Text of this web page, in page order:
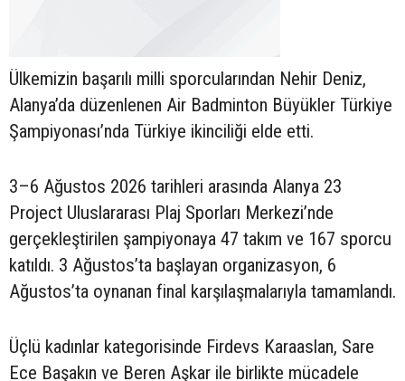
Ülkemizin başarılı milli sporcularından Nehir Deniz,
Alanya’da düzenlenen Air Badminton Büyükler Türkiye
Şampiyonası’nda Türkiye ikinciliği elde etti.
3–6 Ağustos 2026 tarihleri arasında Alanya 23
Project Uluslararası Plaj Sporları Merkezi’nde
gerçekleştirilen şampiyonaya 47 takım ve 167 sporcu
katıldı. 3 Ağustos’ta başlayan organizasyon, 6
Ağustos’ta oynanan final karşılaşmalarıyla tamamlandı.
Üçlü kadınlar kategorisinde Firdevs Karaaslan, Sare
Ece Başakın ve Beren Aşkar ile birlikte mücadele